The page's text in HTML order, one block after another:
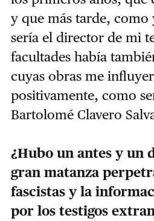
y que más tarde, como
sería el director de mi
facultades había
cuyas obras me
positivamente, como
Bartolomé Clavero
¿Hubo un antes y un
gran matanza
fascistas y la
por los testigos